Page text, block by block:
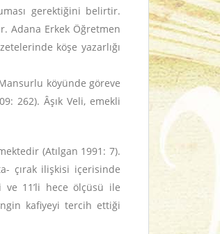
gerektiğini belirtir.
Adana Erkek Öğretmen
köşe yazarlığı
köyünde göreve
262). Âşık Veli, emekli
(Atılgan 1991: 7).
çırak ilişkisi içerisinde
ve 11’li hece ölçüsü ile
kafiyeyi tercih ettiği